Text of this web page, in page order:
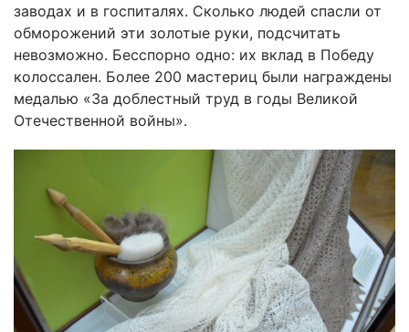
заводах и в госпиталях. Сколько людей спасли от
обморожений эти золотые руки, подсчитать
невозможно. Бесспорно одно: их вклад в Победу
колоссален. Более 200 мастериц были награждены
медалью «За доблестный труд в годы Великой
Отечественной войны».